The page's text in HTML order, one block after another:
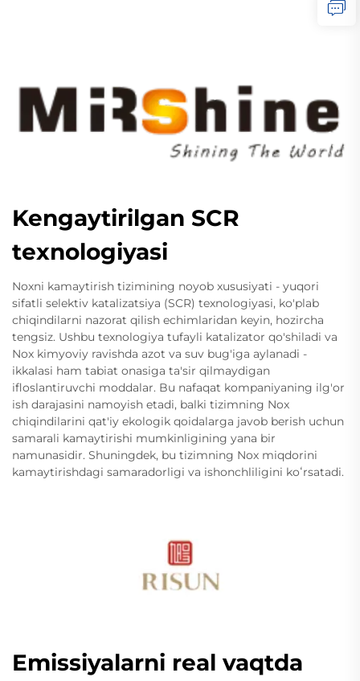
Kengaytirilgan SCR
texnologiyasi
Noxni kamaytirish tizimining noyob xususiyati - yuqori
sifatli selektiv katalizatsiya (SCR) texnologiyasi, ko'plab
chiqindilarni nazorat qilish echimlaridan keyin, hozircha
tengsiz. Ushbu texnologiya tufayli katalizator qo'shiladi va
Nox kimyoviy ravishda azot va suv bug'iga aylanadi -
ikkalasi ham tabiat onasiga ta'sir qilmaydigan
ifloslantiruvchi moddalar. Bu nafaqat kompaniyaning ilg'or
ish darajasini namoyish etadi, balki tizimning Nox
chiqindilarini qat'iy ekologik qoidalarga javob berish uchun
samarali kamaytirishi mumkinligining yana bir
namunasidir. Shuningdek, bu tizimning Nox miqdorini
kamaytirishdagi samaradorligi va ishonchliligini koʻrsatadi.
Emissiyalarni real vaqtda